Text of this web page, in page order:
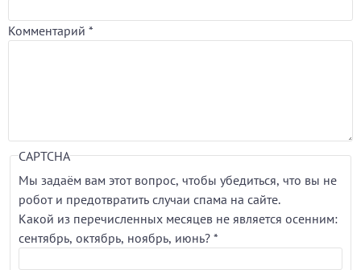
Комментарий *
CAPTCHA
Мы задаём вам этот вопрос, чтобы убедиться, что вы не
робот и предотвратить случаи спама на сайте.
Какой из перечисленных месяцев не является осенним:
сентябрь, октябрь, ноябрь, июнь? *